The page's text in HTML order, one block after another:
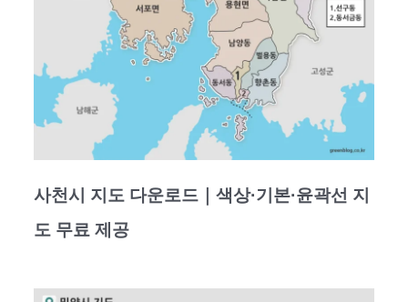
사천시 지도 다운로드｜색상·기본·윤곽선 지
도 무료 제공